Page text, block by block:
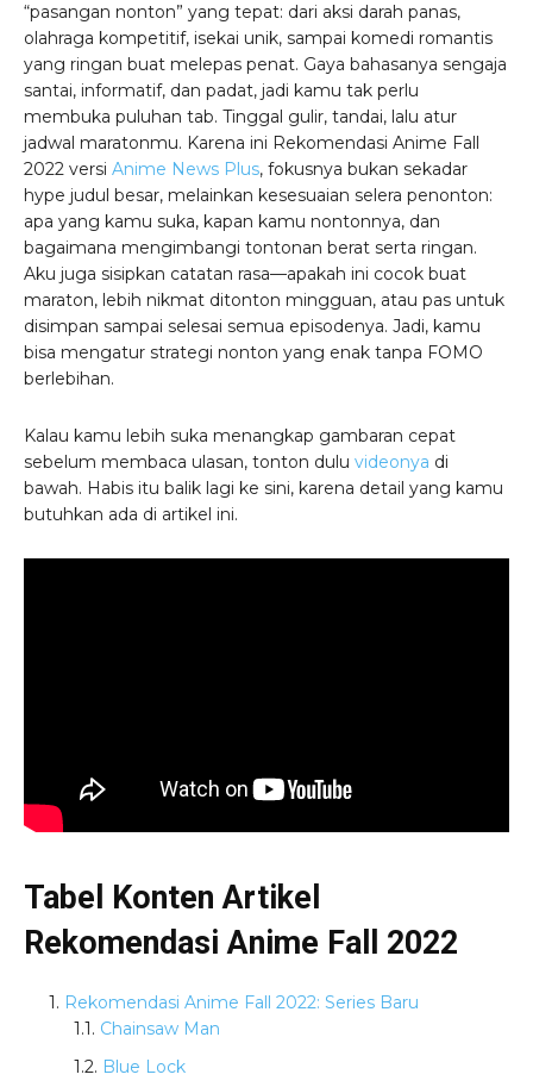
“pasangan nonton” yang tepat: dari aksi darah panas,
olahraga kompetitif, isekai unik, sampai komedi romantis
yang ringan buat melepas penat. Gaya bahasanya sengaja
santai, informatif, dan padat, jadi kamu tak perlu
membuka puluhan tab. Tinggal gulir, tandai, lalu atur
jadwal maratonmu. Karena ini Rekomendasi Anime Fall
2022 versi Anime News Plus, fokusnya bukan sekadar
hype judul besar, melainkan kesesuaian selera penonton:
apa yang kamu suka, kapan kamu nontonnya, dan
bagaimana mengimbangi tontonan berat serta ringan.
Aku juga sisipkan catatan rasa—apakah ini cocok buat
maraton, lebih nikmat ditonton mingguan, atau pas untuk
disimpan sampai selesai semua episodenya. Jadi, kamu
bisa mengatur strategi nonton yang enak tanpa FOMO
berlebihan.
Kalau kamu lebih suka menangkap gambaran cepat
sebelum membaca ulasan, tonton dulu videonya di
bawah. Habis itu balik lagi ke sini, karena detail yang kamu
butuhkan ada di artikel ini.
Tabel Konten Artikel
Rekomendasi Anime Fall 2022
Rekomendasi Anime Fall 2022: Series Baru
Chainsaw Man
Blue Lock